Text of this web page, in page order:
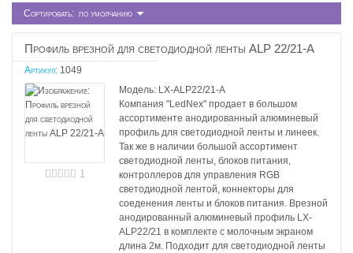
Сортировать: по умолчанию
Профиль врезной для светодиодной ленты ALP 22/21-A
Артикул: 1049
1
Модель: LX-ALP22/21-A
Компания "LedNex" продает в большом
ассортименте анодированный алюминевый
профиль для светодиодной ленты и линеек.
Так же в наличии большой ассортимент
светодиодной ленты, блоков питания,
контроллеров для управления RGB
светодиодной лентой, коннекторы для
соеденения ленты и блоков питания. Врезной
анодированный алюминевый профиль LX-
ALP22/21 в комплекте с молочным экраном
длина 2м. Подходит для светодиодной ленты